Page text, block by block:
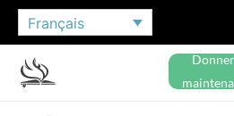
Français
Donner